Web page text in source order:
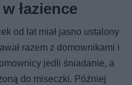
łazience
od lat miał jasno ustalony
razem z domownikami i
jedli śniadanie, a
do miseczki. Później